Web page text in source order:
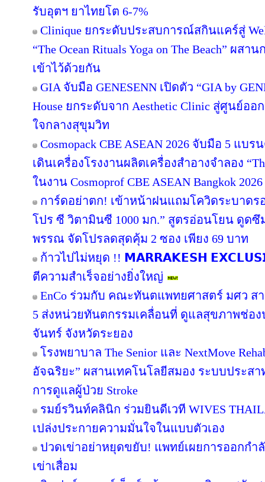
รับอุตฯ ยาไทยโต 6-7%
Clinique ยกระดับประสบการณ์สกินแคร์สู่
“The Ocean Rituals Yoga on The Beach” ผ
เข้าไว้ด้วยกัน
GIA จับมือ GENESENN เปิดตัว “GIA by
House ยกระดับจาก Aesthetic Clinic สู่ศูนย์อ
ใจกลางสุขุมวิท
Cosmopack CBE ASEAN 2026 จับมือ 5 แบ
เดินเครื่องโรงงานผลิตเครื่องสำอางจำลอง
ในงาน Cosmoprof CBE ASEAN Bangkok 2026
การ์ดอย่าตก! เข้าหน้าฝนแถมโควิดระบาด
โปร ซี วิตามินซี 1000 มก.” สูตรอ่อนโยน ดูด
พรรณ จัดโปรลดสุดคุ้ม 2 ซอง เพียง 69 บาท
ก้าวไปไม่หยุด !! 𝗠𝗔𝗥𝗥𝗔𝗞𝗘𝗦𝗛
ตีความสำเร็จอย่างยิ่งใหญ่
EnCo ร่วมกับ คณะทันตแพทยศาสตร์ มศว ส
5 ส่งหน่วยทันตกรรมเคลื่อนที่ ดูแลสุขภาพช่อ
จันทร์ จังหวัดระยอง
โรงพยาบาล The Senior และ NextMove
อัจฉริยะ” ผสานเทคโนโลยีสมอง ระบบประส
การดูแลผู้ป่วย Stroke
รมย์รวินท์คลินิก ร่วมยินดีเวที WIVES
เปล่งประกายความมั่นใจในแบบตัวเอง
ปวดเข่าอย่าหยุดขยับ! แพทย์เผยการออกกำ
เข่าเสื่อม